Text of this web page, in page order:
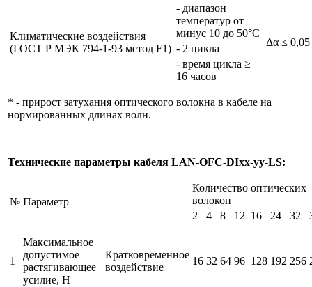
Климатические воздействия
(ГОСТ Р МЭК 794-1-93 метод F1)
- диапазон
температур от
минус 10 до 50°С
Δα ≤
- 2 цикла
- время цикла ≥
16 часов
* - прирост затухания оптического волокна в кабеле на
нормированных длинах волн.
Технические параметры кабеля LAN-OFC-DIxx-yy-LS:
№ Параметр
Количество оптических
волокон
2
4 8 12 16 24 32
1
Максимальное
допустимое
растягивающее
усилие, Н
Кратковременное
воздействие
16 32 64 96 128 192 256